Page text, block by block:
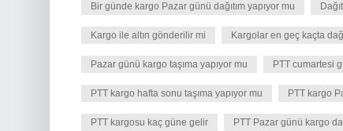
Bir günde kargo Pazar günü dağıtım yapıyor mu
Kargo ile altın gönderilir mi Kargolar en geç kaçta
Pazar günü kargo taşıma yapıyor mu PTT cumartesi
PTT kargo hafta sonu taşıma yapıyor mu PTT kargo
PTT kargosu kaç güne gelir PTT Pazar günü kargo